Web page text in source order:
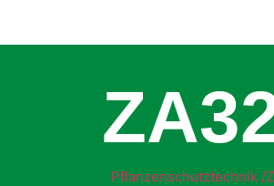
Pflanzenschutztechnik /